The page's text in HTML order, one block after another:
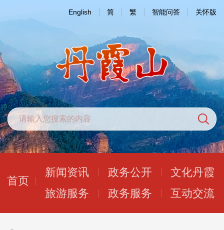
English 简 繁 智能问答 关怀版
首页
新闻资讯 政务公开
文化丹霞
旅游服务
政务服务 互动交流